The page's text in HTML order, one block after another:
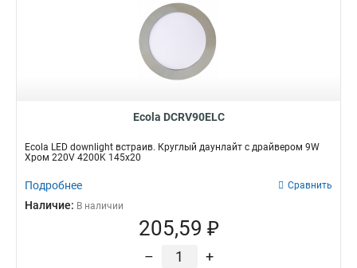
Ecola DCRV90ELC
Ecola LED downlight встраив. Круглый даунлайт с драйвером 9W
Хром 220V 4200K 145x20
Подробнее Сравнить
Наличие: В наличии
205,59 ₽
– +